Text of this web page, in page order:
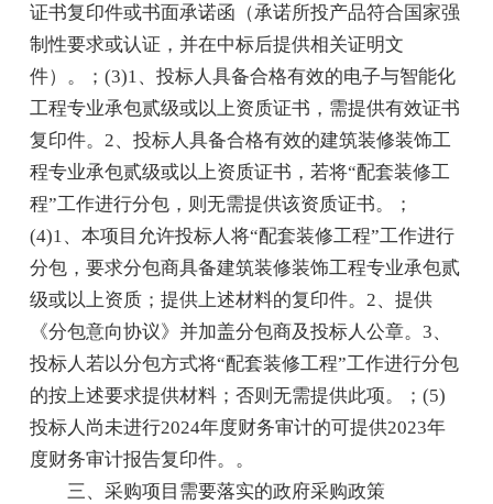
证书复印件或书面承诺函（承诺所投产品符合国家强
制性要求或认证，并在中标后提供相关证明文
件）。；(3)1、投标人具备合格有效的电子与智能化
工程专业承包贰级或以上资质证书，需提供有效证书
复印件。2、投标人具备合格有效的建筑装修装饰工
程专业承包贰级或以上资质证书，若将“配套装修工
程”工作进行分包，则无需提供该资质证书。；
(4)1、本项目允许投标人将“配套装修工程”工作进行
分包，要求分包商具备建筑装修装饰工程专业承包贰
级或以上资质；提供上述材料的复印件。2、提供
《分包意向协议》并加盖分包商及投标人公章。3、
投标人若以分包方式将“配套装修工程”工作进行分包
的按上述要求提供材料；否则无需提供此项。；(5)
投标人尚未进行2024年度财务审计的可提供2023年
度财务审计报告复印件。。
三、采购项目需要落实的政府采购政策